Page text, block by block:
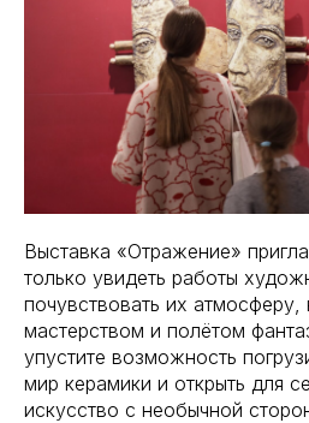
Выставка «Отражение»
только увидеть работы
почувствовать их атмосферу,
мастерством и полётом
упустите возможность
мир керамики и открыть для
искусство с необычной